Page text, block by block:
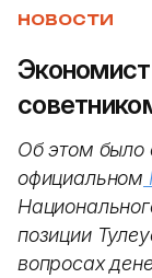
НОВОСТИ
Об этом было
официальном
позиции
вопросах